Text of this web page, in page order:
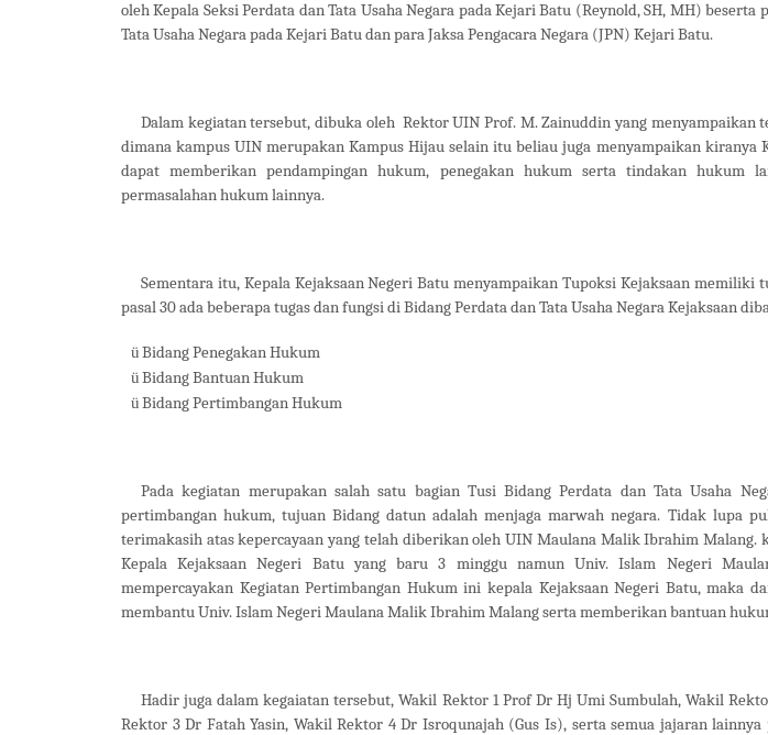
oleh Kepala Seksi Perdata dan Tata Usaha Negara pada Kejari Batu (Reynold, SH, MH) beserta
Tata Usaha Negara pada Kejari Batu dan para Jaksa Pengacara Negara (JPN) Kejari Batu.
Dalam kegiatan tersebut, dibuka oleh Rektor UIN Prof. M. Zainuddin yang menyampaikan
dimana kampus UIN merupakan Kampus Hijau selain itu beliau juga menyampaikan kiranya
dapat memberikan pendampingan hukum, penegakan hukum serta tindakan hukum
permasalahan hukum lainnya.
Sementara itu, Kepala Kejaksaan Negeri Batu menyampaikan Tupoksi Kejaksaan memiliki
pasal 30 ada beberapa tugas dan fungsi di Bidang Perdata dan Tata Usaha Negara Kejaksaan
ü Bidang Penegakan Hukum
ü Bidang Bantuan Hukum
ü Bidang Pertimbangan Hukum
Pada kegiatan merupakan salah satu bagian Tusi Bidang Perdata dan Tata Usaha
pertimbangan hukum, tujuan Bidang datun adalah menjaga marwah negara. Tidak lupa
terimakasih atas kepercayaan yang telah diberikan oleh UIN Maulana Malik Ibrahim Malang.
Kepala Kejaksaan Negeri Batu yang baru 3 minggu namun Univ. Islam Negeri
mempercayakan Kegiatan Pertimbangan Hukum ini kepala Kejaksaan Negeri Batu, maka
membantu Univ. Islam Negeri Maulana Malik Ibrahim Malang serta memberikan bantuan
Hadir juga dalam kegaiatan tersebut, Wakil Rektor 1 Prof Dr Hj Umi Sumbulah, Wakil
Rektor 3 Dr Fatah Yasin, Wakil Rektor 4 Dr Isroqunajah (Gus Is), serta semua jajaran